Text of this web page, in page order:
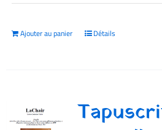
Ajouter au panier Détails